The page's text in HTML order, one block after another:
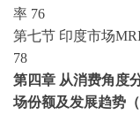
率 76
第七节 印度市场
78
第四章 从消费角度
场份额及发展趋势